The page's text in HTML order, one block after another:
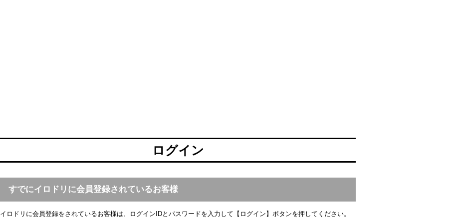
ログイン
すでにイロドリに会員登録されているお客様
イロドリに会員登録をされているお客様は、ログインIDとパスワードを入力して【ログイン】ボタンを押してください。